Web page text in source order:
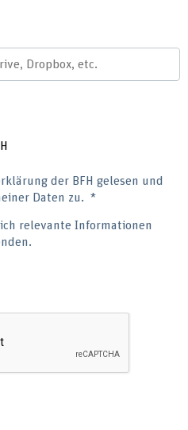
der BFH gelesen und
Daten zu.
relevante Informationen